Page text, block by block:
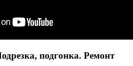
подгонка. Ремонт